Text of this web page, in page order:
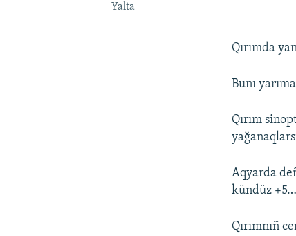
Yalta
Qırımda
Bunı
Qırım
Aqyarda
kündüz
Qırımnıñ